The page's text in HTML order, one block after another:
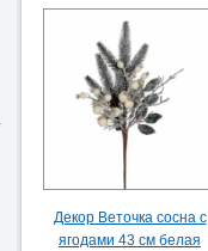
Декор Веточка сосна с
ягодами 43 см белая